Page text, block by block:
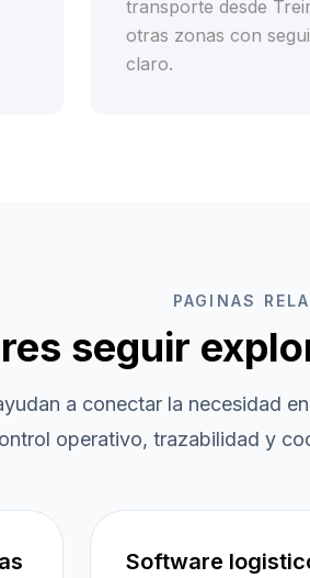
transporte desde
otras zonas con
claro.
PAGINAS
seguir
a conectar la necesidad en
operativo, trazabilidad y
Software